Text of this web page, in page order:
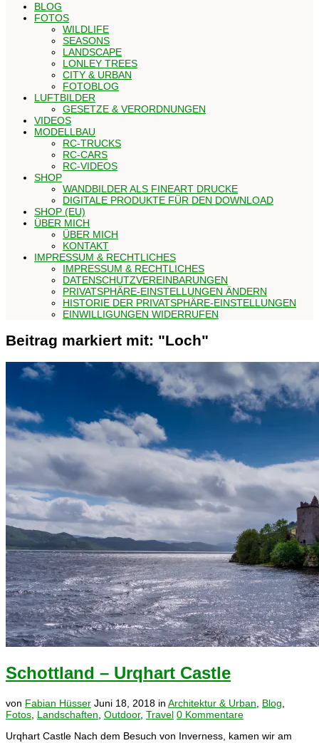
BLOG
FOTOS
WILDLIFE
SEASONS
LANDSCAPE
LONLEY TREES
CITY & URBAN
FOTOBLOG
LUFTBILDER
GESETZE & VERORDNUNGEN
VIDEOS
MODELLBAU
RC-TRUCKS
RC-CARS
RC-VIDEOS
SHOP
WANDBILDER ALS FINEART DRUCKE
DIGITALE PRODUKTE FÜR DEN DOWNLOAD
SHOP (EU)
ÜBER MICH
ÜBER MICH
KONTAKT
IMPRESSUM & RECHTLICHES
IMPRESSUM & RECHTLICHES
DATENSCHUTZVEREINBARUNGEN
PRIVATSPHÄRE-EINSTELLUNGEN ÄNDERN
HISTORIE DER PRIVATSPHÄRE-EINSTELLUNGEN
EINWILLIGUNGEN WIDERRUFEN
Beitrag markiert mit: "Loch"
Schottland – Urqhart Castle
von Fabian Hüsser Juni 18, 2018 in Architektur & Urban Blog
Fotos Landschaften Outdoor, Travel 0 Kommentare
Urqhart Castle Nach dem Besuch von Inverness, kamen wir am